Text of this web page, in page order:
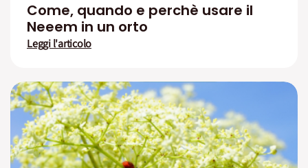
Come, quando e perchè usare il
Neeem in un orto
Leggi l'articolo